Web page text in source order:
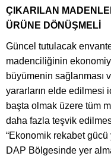
ÇIKARILAN
ÜRÜNE DÖNÜŞMELİ
Güncel tutulacak
madenciliğinin ekonomiye
büyümenin sağlanması
yararların elde edilmesi
başta olmak üzere tüm
daha fazla teşvik
“Ekonomik rekabet gücü
DAP Bölgesinde yer